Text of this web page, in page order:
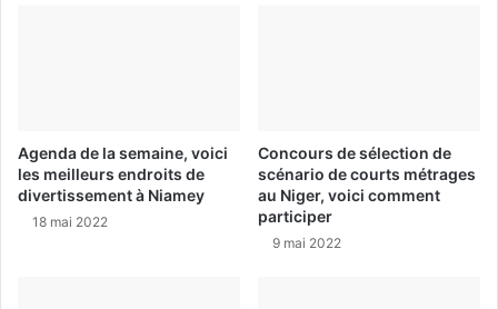
Agenda de la semaine, voici
les meilleurs endroits de
divertissement à Niamey
18 mai 2022
Concours de sélection de
scénario de courts métrages
au Niger, voici comment
participer
9 mai 2022